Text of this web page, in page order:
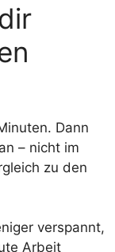
Dann
– nicht im
zu den
verspannt,
Arbeit